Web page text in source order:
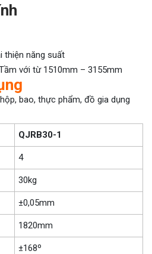
thiện năng suất
với từ 1510mm – 3155mm
bao, thực phẩm, đồ gia dụng
QJRB30-1
4
30kg
±0,05mm
1820mm
±168º